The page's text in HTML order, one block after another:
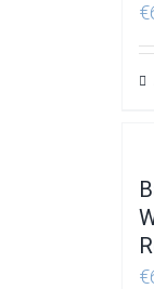
€
€